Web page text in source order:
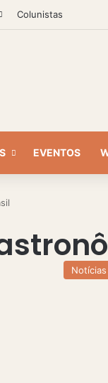
Colunistas
EVENTOS
Notícias